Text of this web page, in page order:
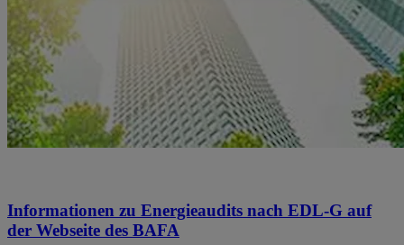
Informationen zu Energieaudits nach EDL-G auf
der Webseite des BAFA